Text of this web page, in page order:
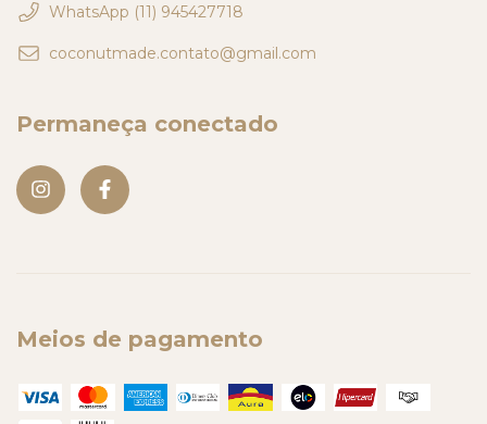
WhatsApp (11) 945427718
coconutmade.contato@gmail.com
Permaneça conectado
Meios de pagamento